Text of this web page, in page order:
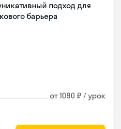
подход для
барьера
от 1090 ₽ / урок